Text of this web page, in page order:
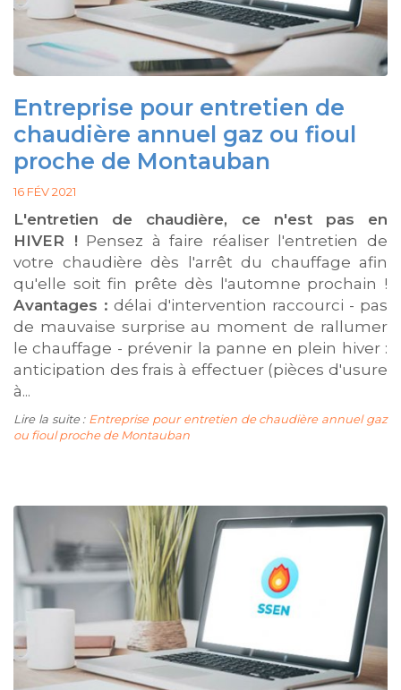
Entreprise pour entretien de
chaudière annuel gaz ou fioul
proche de Montauban
16 FÉV 2021
L'entretien de chaudière, ce n'est pas en
HIVER ! Pensez à faire réaliser l'entretien de
votre chaudière dès l'arrêt du chauffage afin
qu'elle soit fin prête dès l'automne prochain !
Avantages : délai d'intervention raccourci - pas
de mauvaise surprise au moment de rallumer
le chauffage - prévenir la panne en plein hiver :
anticipation des frais à effectuer (pièces d'usure
à...
Lire la suite : Entreprise pour entretien de chaudière annuel gaz
ou fioul proche de Montauban